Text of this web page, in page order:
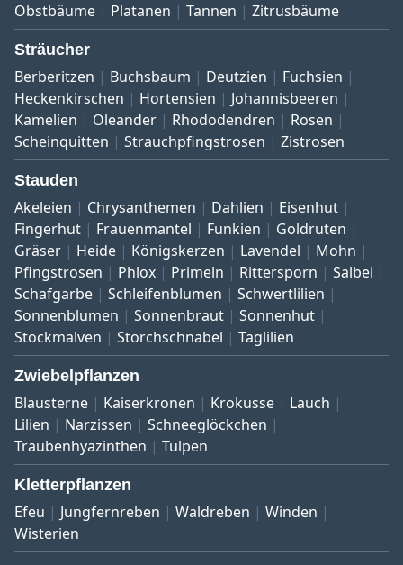
Obstbäume
Platanen Tannen Zitrusbäume
Sträucher
Berberitzen Buchsbaum Deutzien
Fuchsien
Heckenkirschen
Hortensien
Johannisbeeren
Kamelien
Oleander Rhododendren
Rosen
Scheinquitten
Strauchpfingstrosen Zistrosen
Stauden
Akeleien Chrysanthemen Dahlien
Eisenhut
Fingerhut
Frauenmantel Funkien
Goldruten
Gräser
Heide Königskerzen Lavendel
Mohn
Pfingstrosen
Phlox Primeln Rittersporn
Salbei
Schafgarbe
Schleifenblumen
Schwertlilien
Sonnenblumen
Sonnenbraut
Sonnenhut
Stockmalven
Storchschnabel Taglilien
Zwiebelpflanzen
Blausterne Kaiserkronen Krokusse
Lauch
Lilien
Narzissen
Schneeglöckchen
Traubenhyazinthen
Tulpen
Kletterpflanzen
Efeu Jungfernreben Waldreben
Winden
Wisterien